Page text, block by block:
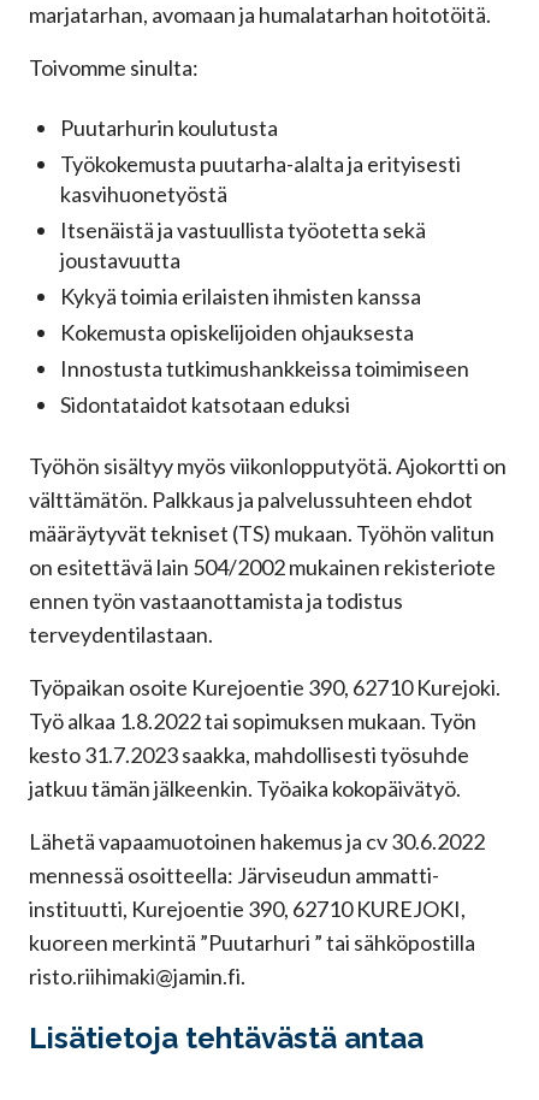
marjatarhan, avomaan ja humalatarhan hoitotöitä.
Toivomme sinulta:
Puutarhurin koulutusta
Työkokemusta puutarha-alalta ja erityisesti
kasvihuonetyöstä
Itsenäistä ja vastuullista työotetta sekä
joustavuutta
Kykyä toimia erilaisten ihmisten kanssa
Kokemusta opiskelijoiden ohjauksesta
Innostusta tutkimushankkeissa toimimiseen
Sidontataidot katsotaan eduksi
Työhön sisältyy myös viikonlopputyötä. Ajokortti on
välttämätön. Palkkaus ja palvelussuhteen ehdot
määräytyvät tekniset (TS) mukaan. Työhön valitun
on esitettävä lain 504/2002 mukainen rekisteriote
ennen työn vastaanottamista ja todistus
terveydentilastaan.
Työpaikan osoite Kurejoentie 390, 62710 Kurejoki.
Työ alkaa 1.8.2022 tai sopimuksen mukaan. Työn
kesto 31.7.2023 saakka, mahdollisesti työsuhde
jatkuu tämän jälkeenkin. Työaika kokopäivätyö.
Lähetä vapaamuotoinen hakemus ja cv 30.6.2022
mennessä osoitteella: Järviseudun ammatti-
instituutti, Kurejoentie 390, 62710 KUREJOKI,
kuoreen merkintä ”Puutarhuri ” tai sähköpostilla
risto.riihimaki@jamin.fi.
Lisätietoja tehtävästä antaa